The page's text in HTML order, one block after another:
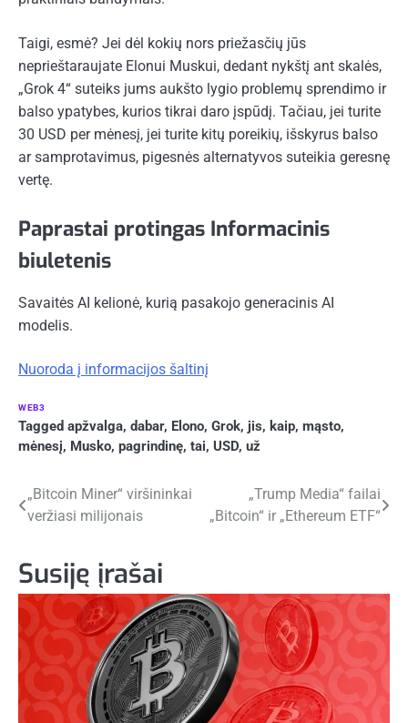
Taigi, esmė? Jei dėl kokių nors priežasčių jūs
neprieštaraujate Elonui Muskui, dedant nykštį ant skalės,
„Grok 4“ suteiks jums aukšto lygio problemų sprendimo ir
balso ypatybes, kurios tikrai daro įspūdį. Tačiau, jei turite
30 USD per mėnesį, jei turite kitų poreikių, išskyrus balso
ar samprotavimus, pigesnės alternatyvos suteikia geresnę
vertę.
Paprastai protingas Informacinis
biuletenis
Savaitės AI kelionė, kurią pasakojo generacinis AI
modelis.
Nuoroda į informacijos šaltinį
WEB3
Tagged apžvalga, dabar, Elono, Grok, jis, kaip, mąsto,
mėnesį, Musko, pagrindinę, tai, USD, už
Navigacija
įrašų
„Bitcoin Miner“ viršininkai
veržiasi milijonais
„Trump Media“ failai
„Bitcoin“ ir „Ethereum ETF“
Susiję įrašai